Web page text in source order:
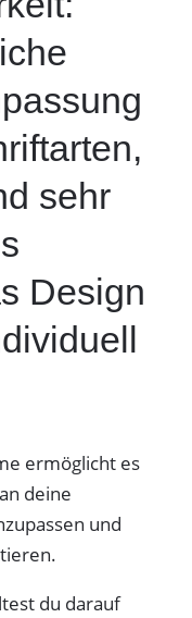
sehr
Design
ermöglicht es
deine
und
du darauf